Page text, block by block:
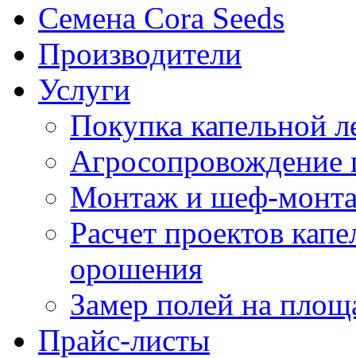
Семена Cora Seeds
Производители
Услуги
Покупка капельной
Агросопровождение
Монтаж и шеф-
Расчет проектов
орошения
Замер полей на
Прайс-листы